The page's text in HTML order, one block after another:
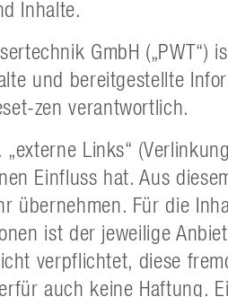
Inhalte.
GmbH („PWT“)
und bereitgestellte
zen verantwortlich.
Links“
Einfluss hat. Aus
übernehmen. Für die
ist der jeweilige
verpflichtet, diese
auch keine Haftung.